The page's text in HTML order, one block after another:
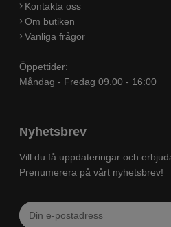
Kontakta oss
Om butiken
Vanliga frågor
Öppettider:
Måndag - Fredag 09.00 - 16:00
Nyhetsbrev
Vill du få uppdateringar och
Prenumerera på vårt nyhetsbrev!